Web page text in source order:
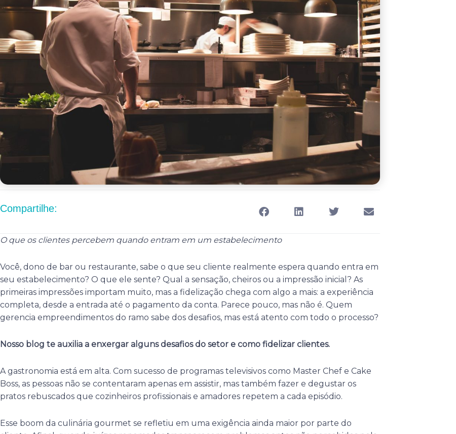
Compartilhe:
O que os clientes percebem quando entram em um estabelecimento
Você, dono de bar ou restaurante, sabe o que seu cliente realmente espera quando entra em
seu estabelecimento? O que ele sente? Qual a sensação, cheiros ou a impressão inicial? As
primeiras impressões importam muito, mas a fidelização chega com algo a mais: a experiência
completa, desde a entrada até o pagamento da conta. Parece pouco, mas não é. Quem
gerencia empreendimentos do ramo sabe dos desafios, mas está atento com todo o processo?
Nosso blog te auxilia a enxergar alguns desafios do setor e como fidelizar clientes.
A gastronomia está em alta. Com sucesso de programas televisivos como Master Chef e Cake
Boss, as pessoas não se contentaram apenas em assistir, mas também fazer e degustar os
pratos rebuscados que cozinheiros profissionais e amadores repetem a cada episódio.
Esse boom da culinária gourmet se refletiu em uma exigência ainda maior por parte do